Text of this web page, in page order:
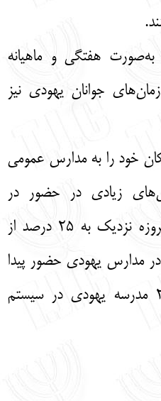
به‌صورت هفتگی و ماهیانه
جوانان یهودی نیز
خود را به مدارس عمومی
زیادی در حضور در
مدارس عبری وجود دارد امروزه نزدیک به 25 درصد از
مدارس یهودی حضور پیدا
می‌کنند. تنها در پاریس 20 مدرسه یهودی در سیستم